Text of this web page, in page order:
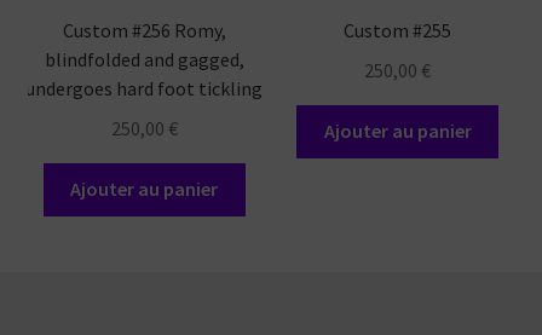
Custom #256 Romy,
blindfolded and gagged,
undergoes hard foot tickling
250,00 €
Ajouter au panier
Custom #255
250,00 €
Ajouter au panier